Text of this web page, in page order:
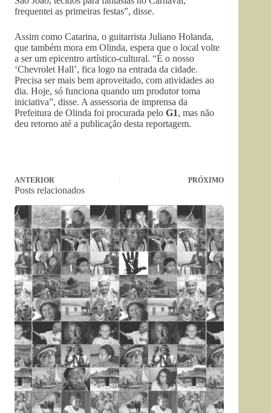
frequentei as primeiras festas”, disse.
Assim como Catarina, o guitarrista Juliano Holanda,
que também mora em Olinda, espera que o local volte
a ser um epicentro artístico-cultural. “É o nosso
‘Chevrolet Hall’, fica logo na entrada da cidade.
Precisa ser mais bem aproveitado, com atividades ao
dia. Hoje, só funciona quando um produtor toma
iniciativa”, disse. A assessoria de imprensa da
Prefeitura de Olinda foi procurada pelo G1, mas não
deu retorno até a publicação desta reportagem.
ANTERIOR PRÓXIMO
Posts relacionados